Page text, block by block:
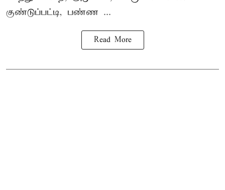
குண்டுப்பட்டி, பண்ண ...
Read More